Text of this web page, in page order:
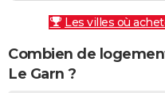
Les villes où
Combien de
Le Garn ?